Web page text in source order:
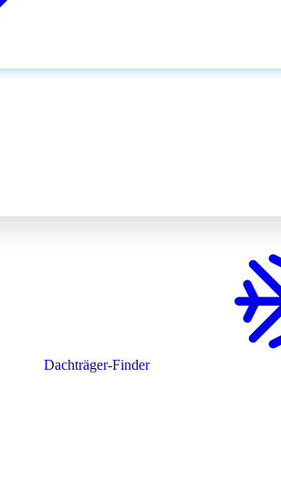
Dachträger-Finder